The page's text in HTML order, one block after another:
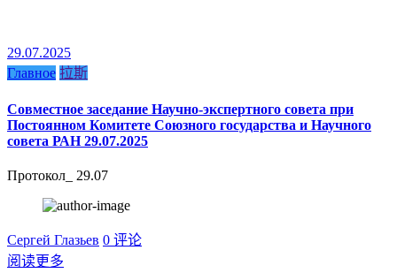
29.07.2025
Главное 拉斯
Совместное заседание Научно-экспертного совета при
Постоянном Комитете Союзного государства и Научного
совета РАН 29.07.2025
Протокол_ 29.07
Сергей Глазьев 0 评论
阅读更多